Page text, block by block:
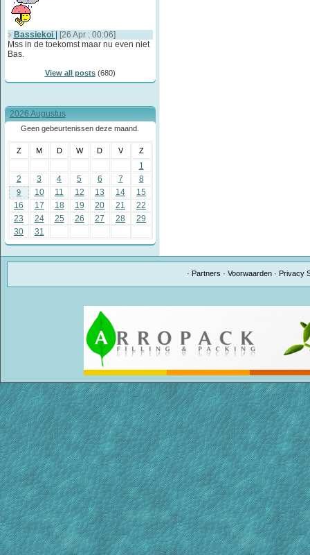
Bassiekoi
[26 Apr : 00:06]
Mss in de toekomst maar nu even niet
Bas.
View all posts(680)
2026 Augustus
Geen gebeurtenissen deze maand.
Z M D W D V Z
1
2
3 4 5 6 7 8
9 10 11 12 13 14
15
16
17 18 19 20 21
22
23
24 25 26 27 28
29
30
31
· Partners ·Voorwaarden · Privacy